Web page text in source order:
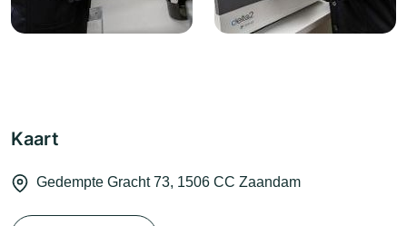
Kaart
Gedempte Gracht 73, 1506 CC Zaandam